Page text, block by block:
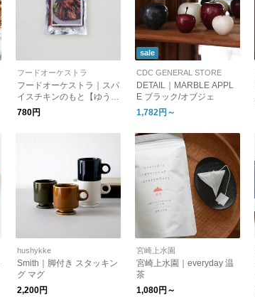
フードオーケストラ
フードオーケストラ｜スパ
イスチキンのもと【ゆうパ
ケット対応】
780円
sale
CDC GENERAL STORE
DETAIL｜MARBLE APPL
E ブラック/オブジェ
1,782円～
hushykke
Smith｜脚付き スタッキン
グ マグ
2,200円
宮崎上水園
宮崎上水園｜everyday 温
茶
1,080円～